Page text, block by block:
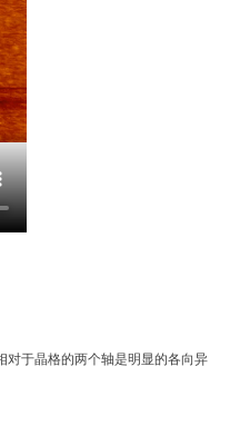
对于晶格的两个轴是明显的各向异